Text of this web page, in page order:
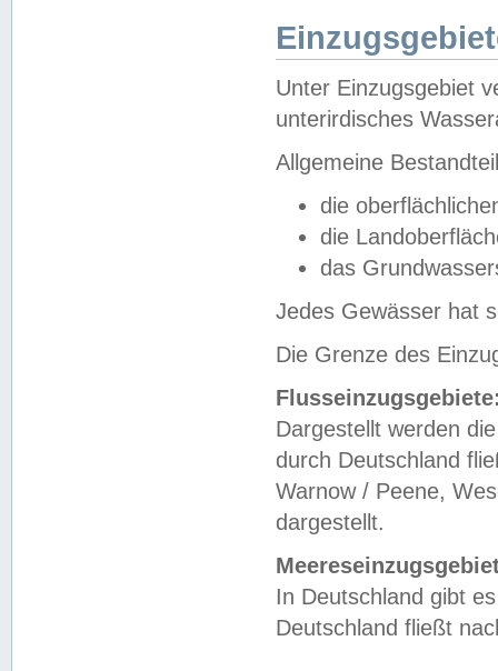
Unter Einzugsgebiet
unterirdisches
Allgemeine
die
die
das
Jedes Gewässer hat
Die Grenze des
Dargestellt werden
durch Deutschland
Warnow / Peene,
dargestellt.
In Deutschland gibt
Deutschland fließt